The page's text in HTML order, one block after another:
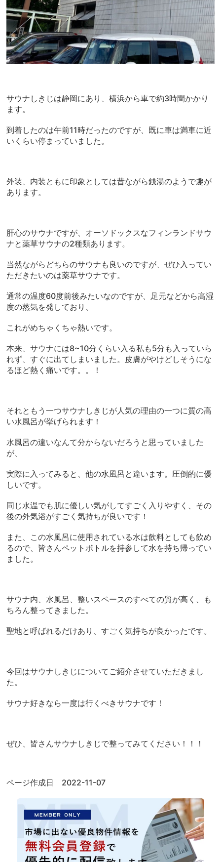
サウナしきじは静岡にあり、横浜から車で約3時間かかり
ます。
到着したのは午前11時だったのですが、既に車は満車に近
いくらい停まっていました。
外装、内装ともに印象としては昔ながら銭湯のようで趣が
あります。
肝心のサウナですが、オーソドックスなフィンランドサウ
ナと薬草サウナの2種類あります。
当然ながらどちらのサウナも良いのですが、ぜひ入ってい
ただきたいのは薬草サウナです。
通常の温度60度前後みたいなのですが、足元などから高湿
度の蒸気を発しており、
これがめちゃくちゃ熱いです。
本来、サウナには8~10分くらい入る私も5分も入っていら
れず、すぐに出てしまいました。皮膚がやけどしそうにな
るほど熱く痛いです。。！
それともう一つサウナしきじが人気の理由の一つに質の高
い水風呂が挙げられます！
水風呂の違いなんて分からないだろうと思っていました
が、
実際に入ってみると、他の水風呂と違います。圧倒的に優
しいです。
同じ水温でも肌に優しい気がしてすごく入りやすく、その
後の外気浴がすごく気持ちが良いです！
また、この水風呂に使用されている水は飲料としても飲め
るので、皆さんペットボトルを持参して水を持ち帰ってい
ました。
サウナ内、水風呂、整いスペースのすべての質が高く、も
ちろん整ってきました。
聖地と呼ばれるだけあり、すごく気持ちが良かったです。
今回はサウナしきじについてご紹介させていただきまし
た。
サウナ好きなら一度は行くべきサウナです！
ぜひ、皆さんサウナしきじで整ってみてください！！！
ページ作成日 2022-11-07